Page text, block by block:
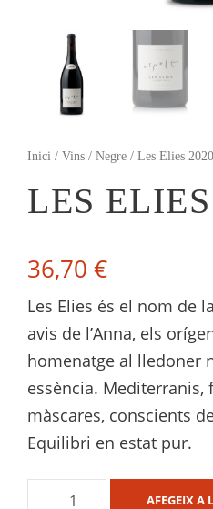
Inici / Vins / Negre / Les Elies 2020
LES
36,70 €
Les Elies és el nom de
avis de l’Anna, els
homenatge al lledoner
essència. Mediterranis,
màscares, conscients
Equilibri en estat pur.
AFEGEIX A